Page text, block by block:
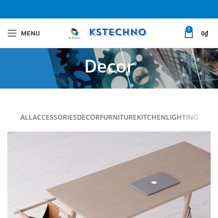
MENU
0
0₫
Decor
ALLACCESSORIESDECORFURNITUREKITCHENLIGHTING